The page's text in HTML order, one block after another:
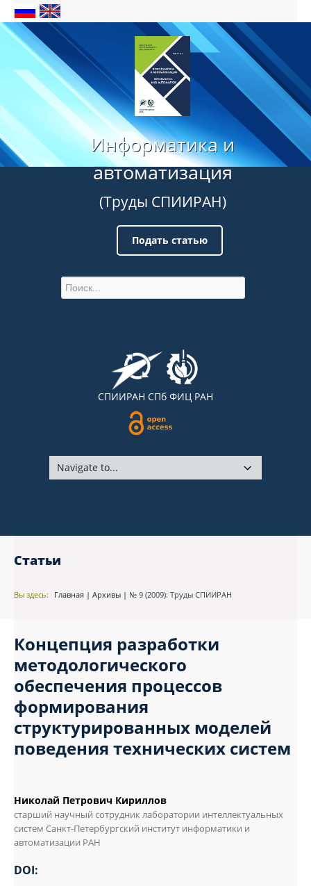
Информатика и
автоматизация
(Труды СПИИРАН)
Подать статью
СПИИРАН СПб ФИЦ РАН
Статьи
Вы здесь: Главная | Архивы | № 9 (2009): Труды СПИИРАН
Концепция разработки
методологического
обеспечения процессов
формирования
структурированных моделей
поведения технических систем
Николай Петрович Кириллов
старший научный сотрудник лаборатории интеллектуальных
систем Санкт-Петербургский институт информатики и
автоматизации РАН
DOI: